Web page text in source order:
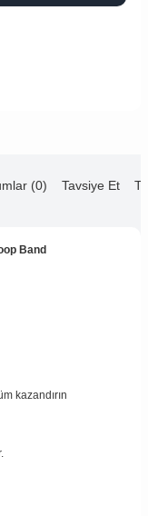
(0) Tavsiye Et
Band
kazandırın